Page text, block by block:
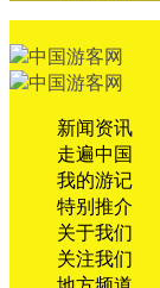
新闻资讯
走遍中国
我的游记
特别推介
关于我们
关注我们